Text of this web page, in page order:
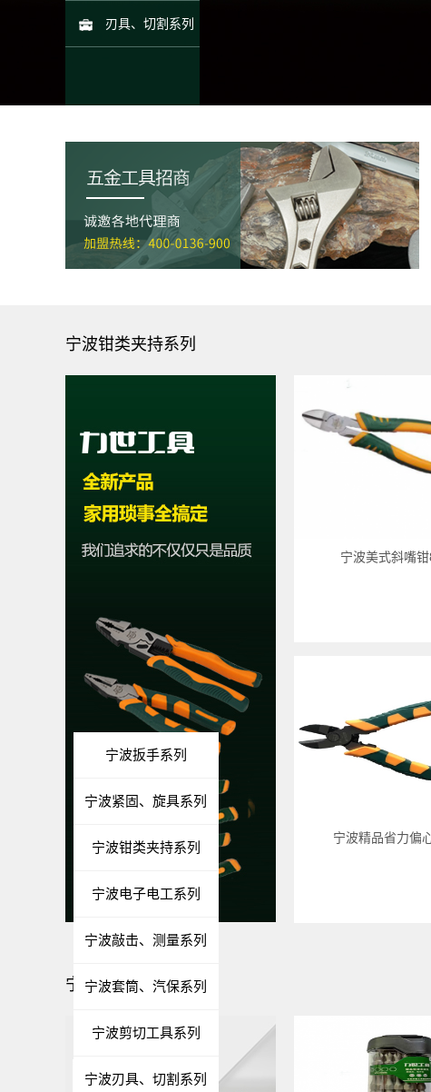
刃具、切割系列
宁波钳类夹持系列
宁波美式斜嘴
宁波精品省力偏
宁波紧固、旋具系列
宁波扳手系列
宁波紧固、旋具系列
宁波钳类夹持系列
宁波电子电工系列
宁波敲击、测量系列
宁波套筒、汽保系列
宁波剪切工具系列
宁波刃具、切割系列